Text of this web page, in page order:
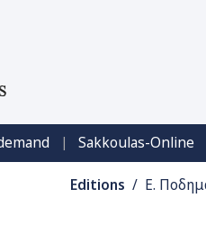
| Sakkoulas-Online
Editions / Ε.